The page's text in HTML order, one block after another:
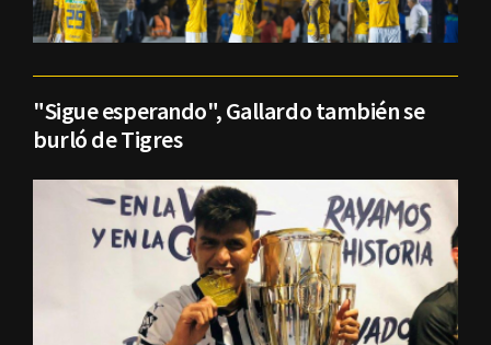
"Sigue esperando", Gallardo también se
burló de Tigres